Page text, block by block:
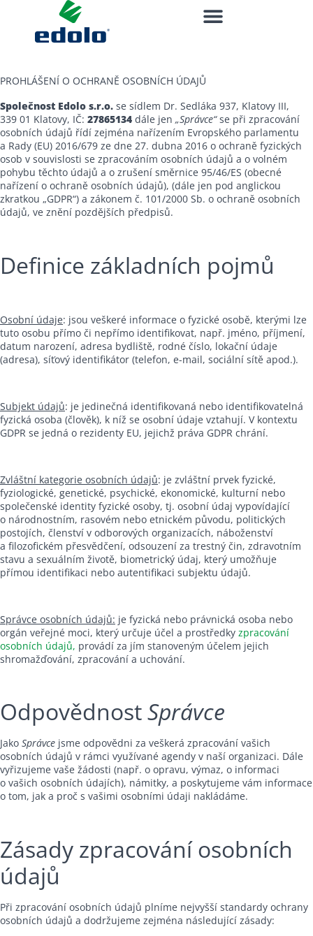
PROHLÁŠENÍ O OCHRANĚ OSOBNÍCH ÚDAJŮ
Společnost Edolo s.r.o. se sídlem Dr. Sedláka 937, Klatovy III,
339 01 Klatovy, IČ: 27865134 dále jen „Správce“se při zpracování
osobních údajů řídí zejména nařízením Evropského parlamentu
a Rady (EU) 2016/679 ze dne 27. dubna 2016 o ochraně fyzických
osob v souvislosti se zpracováním osobních údajů a o volném
pohybu těchto údajů a o zrušení směrnice 95/46/ES (obecné
nařízení o ochraně osobních údajů), (dále jen pod anglickou
zkratkou „GDPR“) a zákonem č. 101/2000 Sb. o ochraně osobních
údajů, ve znění pozdějších předpisů.
Definice základních pojmů
Osobní údaje: jsou veškeré informace o fyzické osobě, kterými lze
tuto osobu přímo či nepřímo identifikovat, např. jméno, příjmení,
datum narození, adresa bydliště, rodné číslo, lokační údaje
(adresa), síťový identifikátor (telefon, e-mail, sociální sítě apod.).
Subjekt údajů: je jedinečná identifikovaná nebo identifikovatelná
fyzická osoba (člověk), k níž se osobní údaje vztahují. V kontextu
GDPR se jedná o rezidenty EU, jejichž práva GDPR chrání.
Zvláštní kategorie osobních údajů: je zvláštní prvek fyzické,
fyziologické, genetické, psychické, ekonomické, kulturní nebo
společenské identity fyzické osoby, tj. osobní údaj vypovídající
o národnostním, rasovém nebo etnickém původu, politických
postojích, členství v odborových organizacích, náboženství
a filozofickém přesvědčení, odsouzení za trestný čin, zdravotním
stavu a sexuálním životě, biometrický údaj, který umožňuje
přímou identifikaci nebo autentifikaci subjektu údajů.
Správce osobních údajů: je fyzická nebo právnická osoba nebo
orgán veřejné moci, který určuje účel a prostředky zpracování
osobních údajů, provádí za jím stanoveným účelem jejich
shromažďování, zpracování a uchování.
OdpovědnostSprávce
Jako Správce jsme odpovědni za veškerá zpracování vašich
osobních údajů v rámci využívané agendy v naší organizaci. Dále
vyřizujeme vaše žádosti (např. o opravu, výmaz, o informaci
o vašich osobních údajích), námitky, a poskytujeme vám informace
o tom, jak a proč s vašimi osobními údaji nakládáme.
Zásady zpracování osobních
údajů
Při zpracování osobních údajů plníme nejvyšší standardy ochrany
osobních údajů a dodržujeme zejména následující zásady: